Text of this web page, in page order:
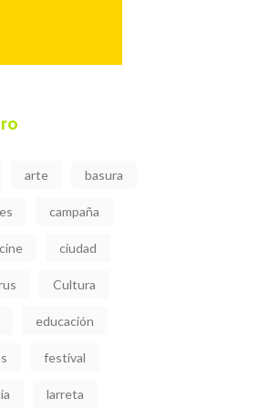
arte basura
campaña
cine ciudad
Cultura
educación
festival
larreta